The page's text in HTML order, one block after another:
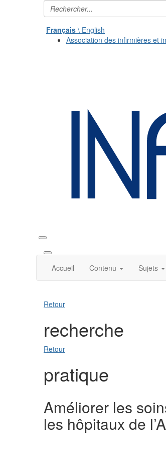
Français \ English
Association des infirmières et
Accueil Contenu Sujets
Retour
recherche
Retour
pratique
Améliorer les
les hôpitaux de